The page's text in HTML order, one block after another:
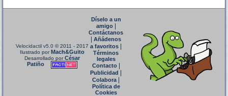
Velocidactil v5.0 © 2011 - 2017
Ilustrado porMach&Guito
Desarrollado porCésar
Patiño
Díselo a un
amigo|
Contáctanos
Añádenos
a favoritos
Términos
legales
Contacto|
Publicidad
Colabora|
Política de
Cookies